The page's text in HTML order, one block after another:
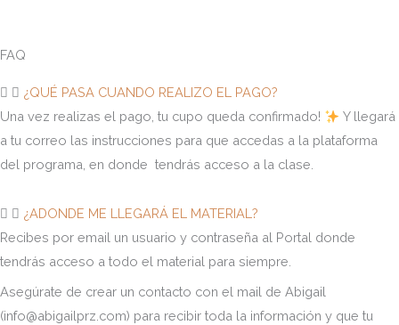
FAQ
¿QUÉ PASA CUANDO REALIZO EL PAGO?
Una vez realizas el pago, tu cupo queda confirmado!
Y llegará
a tu correo las instrucciones para que accedas a la plataforma
del programa, en donde tendrás acceso a la clase.
¿ADONDE ME LLEGARÁ EL MATERIAL?
Recibes por email un usuario y contraseña al Portal donde
tendrás acceso a todo el material para siempre.
Asegúrate de crear un contacto con el mail de Abigail
(info@abigailprz.com) para recibir toda la información y que tu